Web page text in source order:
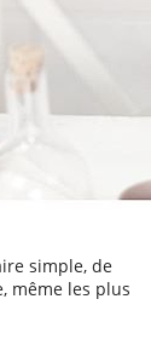
simple, de
même les plus